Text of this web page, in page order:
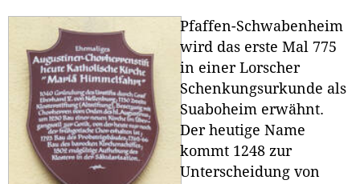
Pfaffen-Schwabenheim
wird das erste Mal 775
in einer Lorscher
Schenkungsurkunde als
Suaboheim erwähnt.
Der heutige Name
kommt 1248 zur
Unterscheidung von